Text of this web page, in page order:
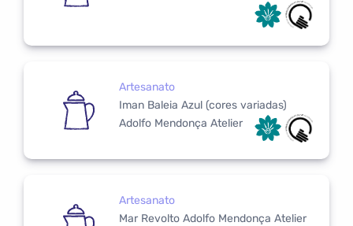
Artesanato
Iman Baleia Azul (cores variadas)
Adolfo Mendonça Atelier
Artesanato
Mar Revolto Adolfo Mendonça Atelier